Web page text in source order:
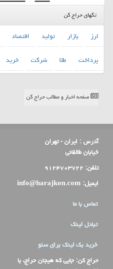
تگهای حراج کن
ارز بازار تولید اقتصاد
پرداخت
طلا شركت خرید
صفحه اخبار و مطالب حراج کن
آدرس : ایران - تهران
خیابان طالقانی
تلفن: ۹۱۲۴۷۰۳۷۲۲
ایمیل: info@harajkon.com
تماس با ما
تبادل لینک
خرید بک لینک برای سئو
حراج کن: جایی که هیجان حراج، با